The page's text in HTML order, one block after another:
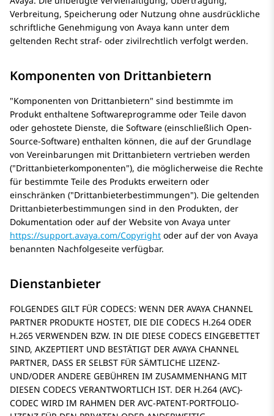
Verbreitung, Speicherung oder Nutzung ohne ausdrückliche
schriftliche Genehmigung von Avaya kann unter dem
geltenden Recht straf- oder zivilrechtlich verfolgt werden.
Komponenten von Drittanbietern
Komponenten von Drittanbietern sind bestimmte im
Produkt enthaltene Softwareprogramme oder Teile davon
oder gehostete Dienste, die Software (einschließlich Open-
Source-Software) enthalten können, die auf der Grundlage
von Vereinbarungen mit Drittanbietern vertrieben werden
( Drittanbieterkomponenten ), die möglicherweise die Rechte
für bestimmte Teile des Produkts erweitern oder
einschränken ( Drittanbieterbestimmungen ). Die geltenden
Drittanbieterbestimmungen sind in den Produkten, der
Dokumentation oder auf der Website von Avaya unter
https://support.avaya.com/Copyright oder auf der von Avaya
benannten Nachfolgeseite verfügbar.
Dienstanbieter
FOLGENDES GILT FÜR CODECS: WENN DER AVAYA CHANNEL
PARTNER PRODUKTE HOSTET, DIE DIE CODECS H.264 ODER
H.265 VERWENDEN BZW. IN DIE DIESE CODECS EINGEBETTET
SIND, AKZEPTIERT UND BESTÄTIGT DER AVAYA CHANNEL
PARTNER, DASS ER SELBST FÜR SÄMTLICHE LIZENZ-
UND/ODER ANDERE GEBÜHREN IM ZUSAMMENHANG MIT
DIESEN CODECS VERANTWORTLICH IST. DER H.264 (AVC)-
CODEC WIRD IM RAHMEN DER AVC-PATENT-PORTFOLIO-